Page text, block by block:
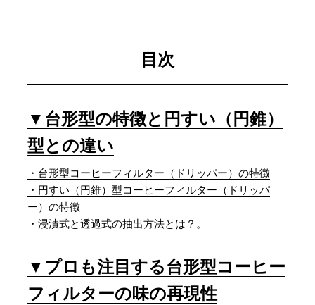
目次
▼台形型の特徴と円すい（円錐）
型との違い
・台形型コーヒーフィルター（ドリッパー）の特徴
・円すい（円錐）型コーヒーフィルター（ドリッパ
ー）の特徴
・浸漬式と透過式の抽出方法とは？。
▼プロも注目する台形型コーヒー
フィルターの味の再現性